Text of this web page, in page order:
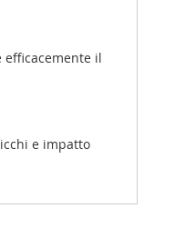
efficacemente il
e impatto